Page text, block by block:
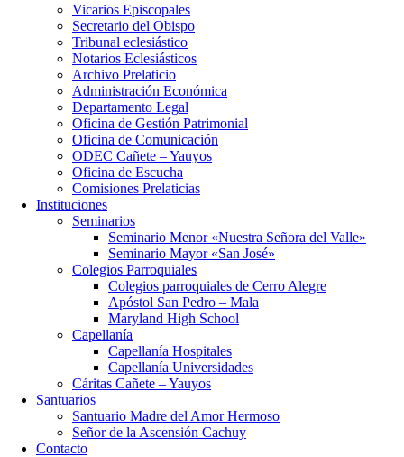
Vicarios Episcopales
Secretario del Obispo
Tribunal eclesiástico
Notarios Eclesiásticos
Archivo Prelaticio
Administración Económica
Departamento Legal
Oficina de Gestión Patrimonial
Oficina de Comunicación
ODEC Cañete – Yauyos
Oficina de Escucha
Comisiones Prelaticias
Instituciones
Seminarios
Seminario Menor «Nuestra Señora del Valle»
Seminario Mayor «San José»
Colegios Parroquiales
Colegios parroquiales de Cerro Alegre
Apóstol San Pedro – Mala
Maryland High School
Capellanía
Capellanía Hospitales
Capellanía Universidades
Cáritas Cañete – Yauyos
Santuarios
Santuario Madre del Amor Hermoso
Señor de la Ascensión Cachuy
Contacto